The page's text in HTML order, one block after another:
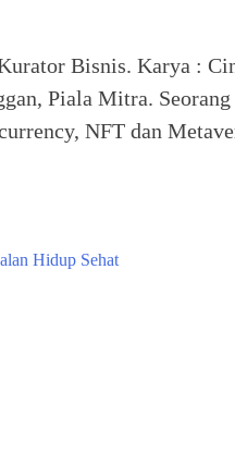
Bisnis. Karya :
Piala Mitra.
NFT dan
Hidup Sehat